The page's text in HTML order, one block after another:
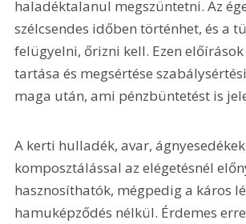
haladéktalanul megszüntetni. Az
szélcsendes időben történhet, és a
felügyelni, őrizni kell. Ezen
tartása és megsértése
maga után, ami pénzbüntetést is
A kerti hulladék, avar, ágnyesedékek
komposztálással az elégetésnél
hasznosíthatók, mégpedig a káros
hamuképződés nélkül. Érdemes